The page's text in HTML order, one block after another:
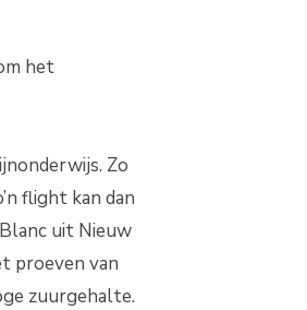
het
Zo
flight kan dan
uit Nieuw
proeven van
zuurgehalte.